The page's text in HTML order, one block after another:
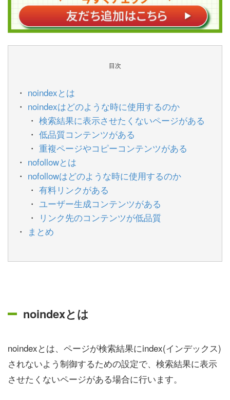
目次
noindexとは
noindexはどのような時に使用するのか
検索結果に表示させたくないページがある
低品質コンテンツがある
重複ページやコピーコンテンツがある
nofollowとは
nofollowはどのような時に使用するのか
有料リンクがある
ユーザー生成コンテンツがある
リンク先のコンテンツが低品質
まとめ
noindexとは
noindexとは、ページが検索結果にindex(インデックス)
されないよう制御するための設定で、検索結果に表示
させたくないページがある場合に行います。